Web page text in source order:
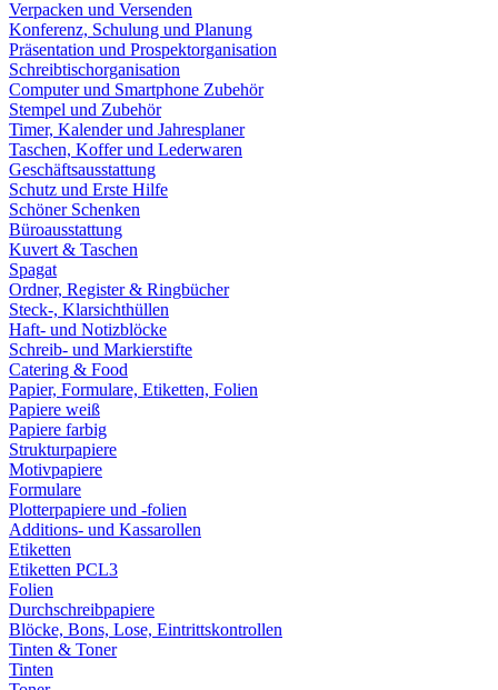
Verpacken und Versenden
Konferenz, Schulung und Planung
Präsentation und Prospektorganisation
Schreibtischorganisation
Computer und Smartphone Zubehör
Stempel und Zubehör
Timer, Kalender und Jahresplaner
Taschen, Koffer und Lederwaren
Geschäftsausstattung
Schutz und Erste Hilfe
Schöner Schenken
Büroausstattung
Kuvert & Taschen
Spagat
Ordner, Register & Ringbücher
Steck-, Klarsichthüllen
Haft- und Notizblöcke
Schreib- und Markierstifte
Catering & Food
Papier, Formulare, Etiketten, Folien
Papiere weiß
Papiere farbig
Strukturpapiere
Motivpapiere
Formulare
Plotterpapiere und -folien
Additions- und Kassarollen
Etiketten
Etiketten PCL3
Folien
Durchschreibpapiere
Blöcke, Bons, Lose, Eintrittskontrollen
Tinten & Toner
Tinten